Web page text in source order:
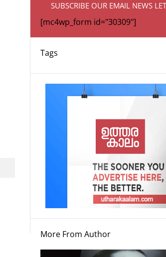
SUBSCRIBE OUR EMAIL NEWS
[mc4wp_form id="30309"]
Tags
More From Author